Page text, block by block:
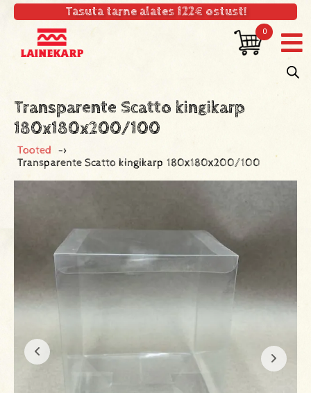
Tasuta tarne alates 122€ ostust!
0
Transparente Scatto kingikarp
180x180x200/100
Tooted ->
Transparente Scatto kingikarp 180x180x200/100